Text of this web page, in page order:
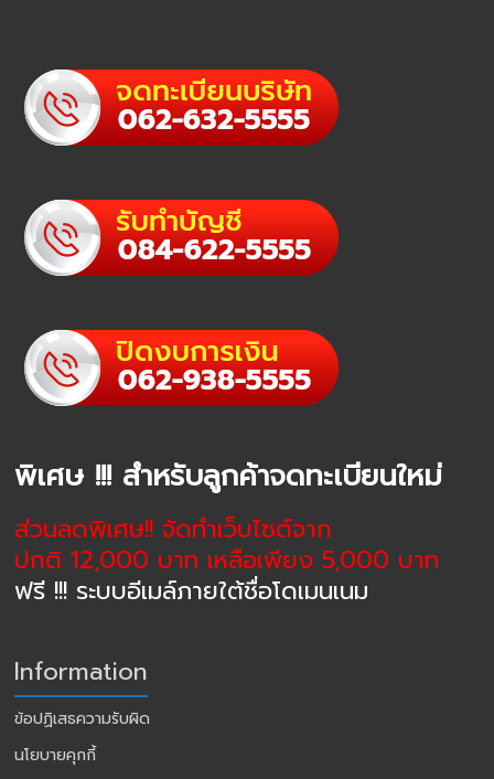
พิเศษ !!! สำหรับลูกค้าจดทะเบียนใหม่
ส่วนลดพิเศษ!! จัดทำเว็บไซต์จาก
ปกติ 12,000 บาท เหลือเพียง 5,000 บาท
ฟรี !!! ระบบอีเมล์ภายใต้ชื่อโดเมนเนม
Information
ข้อปฏิเสธความรับผิด
นโยบายคุกกี้